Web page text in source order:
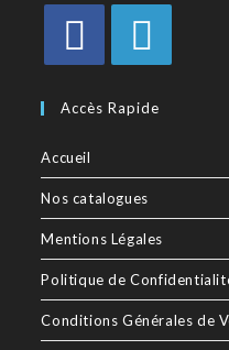
Accès Rapide
Accueil
Nos catalogues
Mentions Légales
Politique de
Conditions Générales de